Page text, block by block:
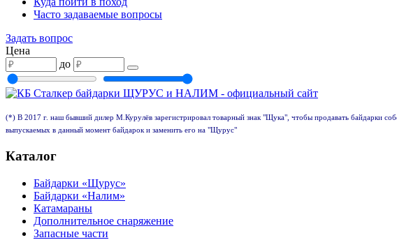
Часто задаваемые вопросы
Задать вопрос
Цена
до
(*) В 2017 г. наш бывший дилер М.Курулёв зарегистрировал товарный знак "Щука", чтобы продавать байдарки
выпускаемых в данный момент байдарок и заменить его на "Щурус"
Каталог
Байдарки «Щурус»
Байдарки «Налим»
Катамараны
Дополнительное снаряжение
Запасные части